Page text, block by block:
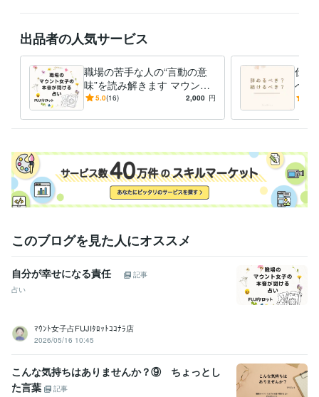
ライフスタイル・その他 / その他
経験年数 : 4年
受賞歴
ココナラ　ブロンズランク
資格・検定
上級心理カウンセラー 取得年 : 2022年
メンタル心理カウンセラー
占い インスピレーションタロット
悩み相談・カウンセリング 心理カウンセラー
出品者の人気サービス
職場の苦手な人の“言動の意
味”を読み解きます マウント
傾向・具体的な対応/対策ま
5.0(16) 2,000 円
仕事
べき
間関
このブログを見た人にオススメ
自分が幸せになる責任
記事
占い
ﾏｳﾝﾄ女子占FUJIﾀﾛｯﾄｺｺﾅﾗ店
2026/05/16 10:45
こんな気持ちはありませんか？⑨ ちょっとし
た言葉
記事